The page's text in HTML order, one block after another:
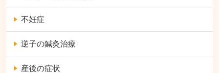
不妊症
逆子の鍼灸治療
産後の症状